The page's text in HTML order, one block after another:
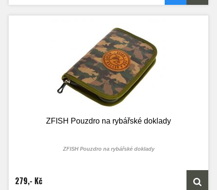
který slouží jako průchod pro hadičku vzduchování, které lze k této šikovné
přídavného vzduchování je taška na boku opatřena vnější kapsou, do které se
běžná vzduchování pohodlně vejdou. Taška je samozřejmě vybavena dvěma
plastovými úchopy, které je navíc k sobě možné zafixovat zasunutím jejich
vrchních částí do sebe, což velice usnadňuje manipulaci a samotný transport.
Tuto novou tašku tedy ocení všichni, kteří potřebují své nástražní rybky
přechovat během transportu k vodě, ale dokonale poslouží jako větší vědro
nebo kbelík všem ostatním rybářům.
Kvalitně zpracovaná skládací taška/kbelík/vědro/řízkovnice
Stačí přikoupit standardní vzduchování a nainstalovat
Kompletně otevíratelné víko na zip opatřené dvěma praktickými otvory
1. otvor se síťovinou a zipem pro zjištění stavu a vkládání a vyjímání
2. otvor pro hadičku přídavného vzduchování
Vnější boční kapsa pro umístění vzduchování (není součástí balení)
ZFISH Pouzdro na rybářské doklady
ZFISH Pouzdro na rybářské doklady
279,- Kč